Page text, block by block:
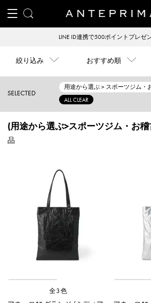
LINE ID連携で500ポイントプレゼ
絞り込み おすすめ順
SELECTED
用途から選ぶ > スポーツジム・
ALL CLEAR
(用途から選ぶ>スポーツジム・お
品
全3色